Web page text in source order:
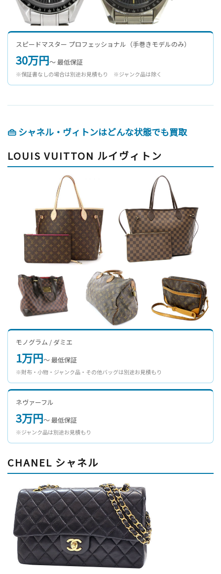
スピードマスター プロフェッショナル（手巻きモデルのみ）
30万円〜 最低保証
※保証書なしの場合は別途お見積もり ※ジャンク品は除く
👜 シャネル・ヴィトンはどんな状態でも買取
LOUIS VUITTON ルイヴィトン
モノグラム / ダミエ
1万円〜 最低保証
※財布・小物・ジャンク品・その他バッグは別途お見積もり
ネヴァーフル
3万円〜 最低保証
※ジャンク品は別途お見積もり
CHANEL シャネル